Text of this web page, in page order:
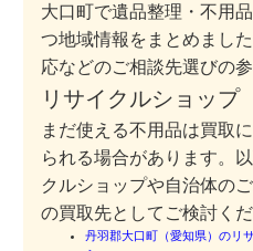
大口町で遺品整理・不用
つ地域情報をまとめまし
応などのご相談先選びの
リサイクルショップ
まだ使える不用品は買取
られる場合があります。
クルショップや自治体の
の買取先としてご検討くだ
丹羽郡大口町（愛知県）のリ